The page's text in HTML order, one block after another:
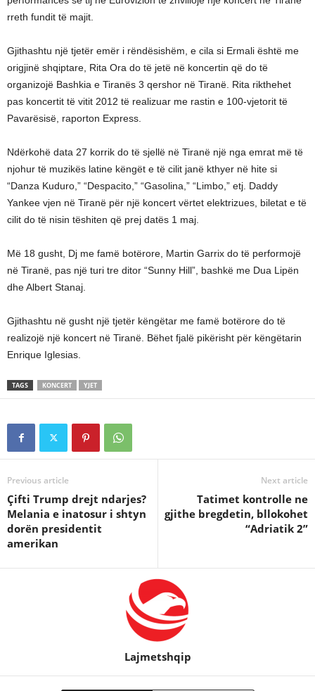
rreth fundit të majit.
Gjithashtu një tjetër emër i rëndësishëm, e cila si Ermali është me
origjinë shqiptare, Rita Ora do të jetë në koncertin që do të
organizojë Bashkia e Tiranës 3 qershor në Tiranë. Rita rikthehet
pas koncertit të vitit 2012 të realizuar me rastin e 100-vjetorit të
Pavarësisë, raporton Express.
Ndërkohë data 27 korrik do të sjellë në Tiranë një nga emrat më të
njohur të muzikës latine këngët e të cilit janë kthyer në hite si
“Danza Kuduro,” “Despacito,” “Gasolina,” “Limbo,” etj. Daddy
Yankee vjen në Tiranë për një koncert vërtet elektrizues, biletat e të
cilit do të nisin tëshiten që prej datës 1 maj.
Më 18 gusht, Dj me famë botërore, Martin Garrix do të performojë
në Tiranë, pas një turi tre ditor “Sunny Hill”, bashkë me Dua Lipën
dhe Albert Stanaj.
Gjithashtu në gusht një tjetër këngëtar me famë botërore do të
realizojë një koncert në Tiranë. Bëhet fjalë pikërisht për këngëtarin
Enrique Iglesias.
TAGS KONCERT YJET
Previous article
Çifti Trump drejt ndarjes?
Melania e inatosur i shtyn
dorën presidentit
amerikan
Next article
Tatimet kontrolle ne
gjithe bregdetin, bllokohet
“Adriatik 2”
Lajmetshqip